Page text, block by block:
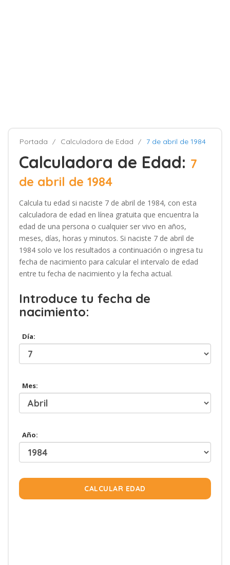
Portada Calculadora de Edad 7 de abril de 1984
Calculadora de Edad: 7
de abril de 1984
Calcula tu edad si naciste 7 de abril de 1984, con esta
calculadora de edad en línea gratuita que encuentra la
edad de una persona o cualquier ser vivo en años,
meses, días, horas y minutos. Si naciste 7 de abril de
1984 solo ve los resultados a continuación o ingresa tu
fecha de nacimiento para calcular el intervalo de edad
entre tu fecha de nacimiento y la fecha actual.
Introduce tu fecha de
nacimiento:
Día:
Mes:
Año:
CALCULAR EDAD